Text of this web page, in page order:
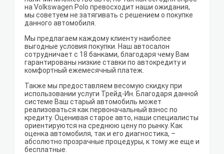
на Volkswagen Polo превосходит наши ожидания,
мы советуем не затягивать с решением о покупке
данного автомобиля.
Мы предлагаем каждому клиенту наиболее
выгодные условия покупки. Наш автосалон
сотрудничает с 18 банками, благодаря чему Вам
гарантированы низкие ставки по автокредиту и
комфортный ежемесячный платеж.
Также мы предоставляем весомую скидку при
использовании услуги Трейд-Ин. Благодаря данной
системе Ваш старый автомобиль может
реализоваться как первоначальный взнос по
кредиту. Оценивая старое авто, наши специалисты
ориентируются на среднюю цену по рынку. Как
оценка автомобиля, так и его диагностика, –
абсолютно прозрачные процедуры, к тому же еще и
бесплатные.